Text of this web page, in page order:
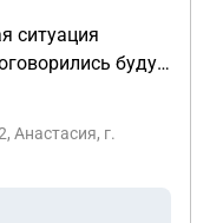
ситуация
буду
встречаться
быть в
Анастасия, г.